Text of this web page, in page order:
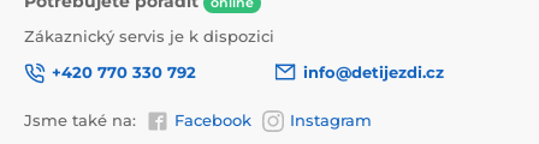
Zákaznický servis je k dispozici
+420 770 330 792
info@detijezdi.cz
Jsme také na: Facebook Instagram